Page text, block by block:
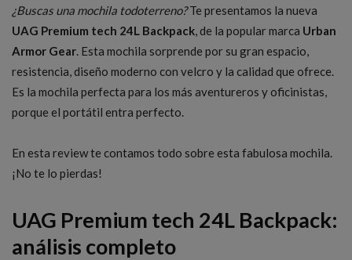
¿Buscas una mochila todoterreno?Te presentamos la nueva
UAG Premium tech 24L Backpack, de la popular marca Urban
Armor Gear. Esta mochila sorprende por su gran espacio,
resistencia, diseño moderno con velcro y la calidad que ofrece.
Es la mochila perfecta para los más aventureros y oficinistas,
porque el portátil entra perfecto.
En esta review te contamos todo sobre esta fabulosa mochila.
¡No te lo pierdas!
UAG Premium tech 24L Backpack:
análisis completo